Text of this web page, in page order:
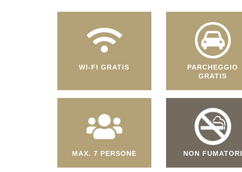
WI-FI GRATIS
PARCHEGGIO
GRATIS
MAX. 7 PERSONE NON FUMATORI